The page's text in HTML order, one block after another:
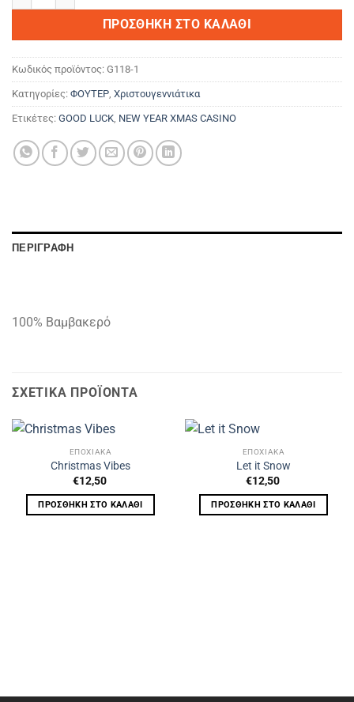
ΠΡΟΣΘΉΚΗ ΣΤΟ ΚΑΛΆΘΙ
Κωδικός προϊόντος: G118-1
Κατηγορίες: ΦΟΥΤΕΡ Χριστουγεννιάτικα
Ετικέτες: GOOD LUCK NEW YEAR XMAS CASINO
ΠΕΡΙΓΡΑΦΉ
100% Βαμβακερό
ΣΧΕΤΙΚΆ ΠΡΟΪΌΝΤΑ
ΕΠΟΧΙΑΚΑ
Christmas Vibes
€12,50
ΠΡΟΣΘΉΚΗ ΣΤΟ ΚΑΛΆΘΙ
ΕΠΟΧΙΑΚΑ
Let it Snow
€12,50
ΠΡΟΣΘΉΚΗ ΣΤΟ ΚΑΛΆΘΙ